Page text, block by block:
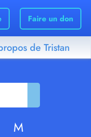
Faire un don
de Tristan
M